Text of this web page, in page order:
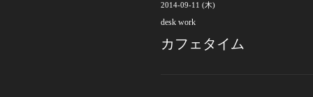
2014-09-11 (木)
desk work
カフェタイム